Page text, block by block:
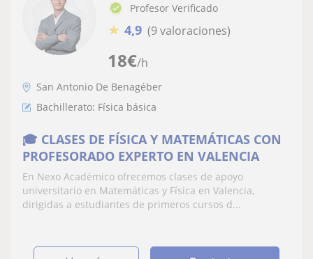
18€/h
Profesor Verificado
★ 4,9 (9 valoraciones)
San Antonio De Benagéber
Bachillerato: Física básica
🎓 CLASES DE FÍSICA Y MATEMÁTICAS CON
PROFESORADO EXPERTO EN VALENCIA
En Nexo Académico ofrecemos clases de apoyo
universitario en Matemáticas y Física en Valencia,
dirigidas a estudiantes de primeros cursos d...